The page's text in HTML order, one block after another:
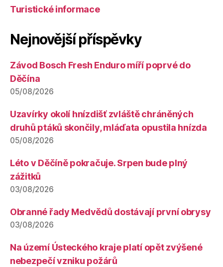
Turistické informace
Nejnovější příspěvky
Závod Bosch Fresh Enduro míří poprvé do
Děčína
05/08/2026
Uzavírky okolí hnízdišť zvláště chráněných
druhů ptáků skončily, mláďata opustila hnízda
05/08/2026
Léto v Děčíně pokračuje. Srpen bude plný
zážitků
03/08/2026
Obranné řady Medvědů dostávají první obrysy
03/08/2026
Na území Ústeckého kraje platí opět zvýšené
nebezpečí vzniku požárů